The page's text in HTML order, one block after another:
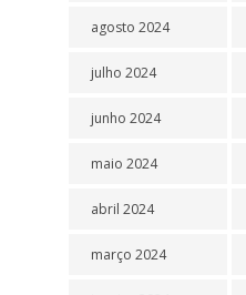
agosto 2024
julho 2024
junho 2024
maio 2024
abril 2024
março 2024